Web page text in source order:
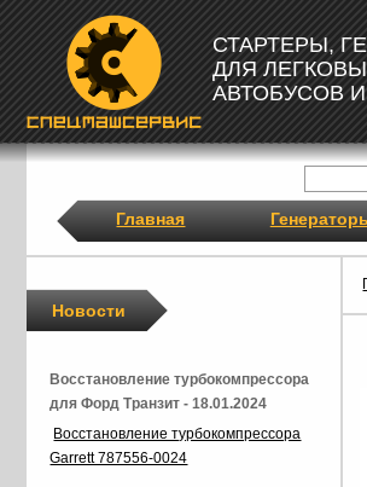
СТАРТЕРЫ,
ДЛЯ
АВТОБУСОВ
Главная
Новости
Восстановление турбокомпрессора
для Форд Транзит - 18.01.2024
Восстановление турбокомпрессора
Garrett 787556-0024